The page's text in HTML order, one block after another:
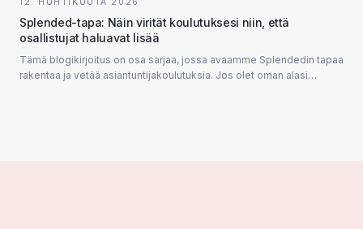
Splended-tapa: Näin virität koulutuksesi niin, että
osallistujat haluavat lisää
Tämä blogikirjoitus on osa sarjaa, jossa avaamme Splendedin tapaa
rakentaa ja vetää asiantuntijakoulutuksia. Jos olet oman alasi